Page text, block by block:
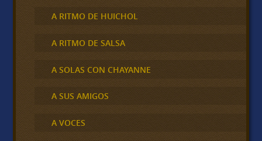
A RITMO DE HUICHOL
A RITMO DE SALSA
A SOLAS CON CHAYANNE
A SUS AMIGOS
A VOCES